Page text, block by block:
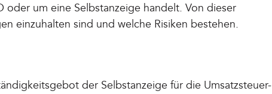
um eine Selbstanzeige handelt. Von dieser
einzuhalten sind und welche Risiken bestehen.
der Selbstanzeige für die Umsatzsteuer-